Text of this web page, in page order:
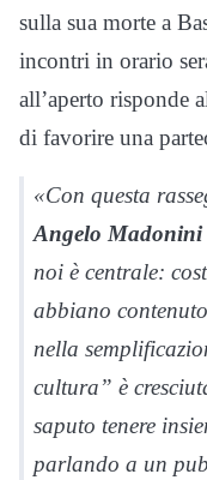
sulla sua morte a
incontri in orario
all’aperto risponde
di favorire una
«Con questa
Angelo Madonini
noi è centrale:
abbiano
nella
cultura” è
saputo tenere
parlando a un